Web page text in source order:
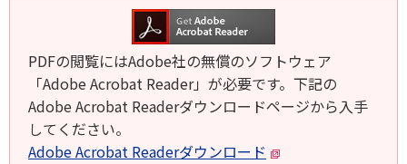
PDFの閲覧にはAdobe社の無償のソフトウェア
「Adobe Acrobat Reader」が必要です。下記の
Adobe Acrobat Readerダウンロードページから入手
してください。
Adobe Acrobat Readerダウンロード